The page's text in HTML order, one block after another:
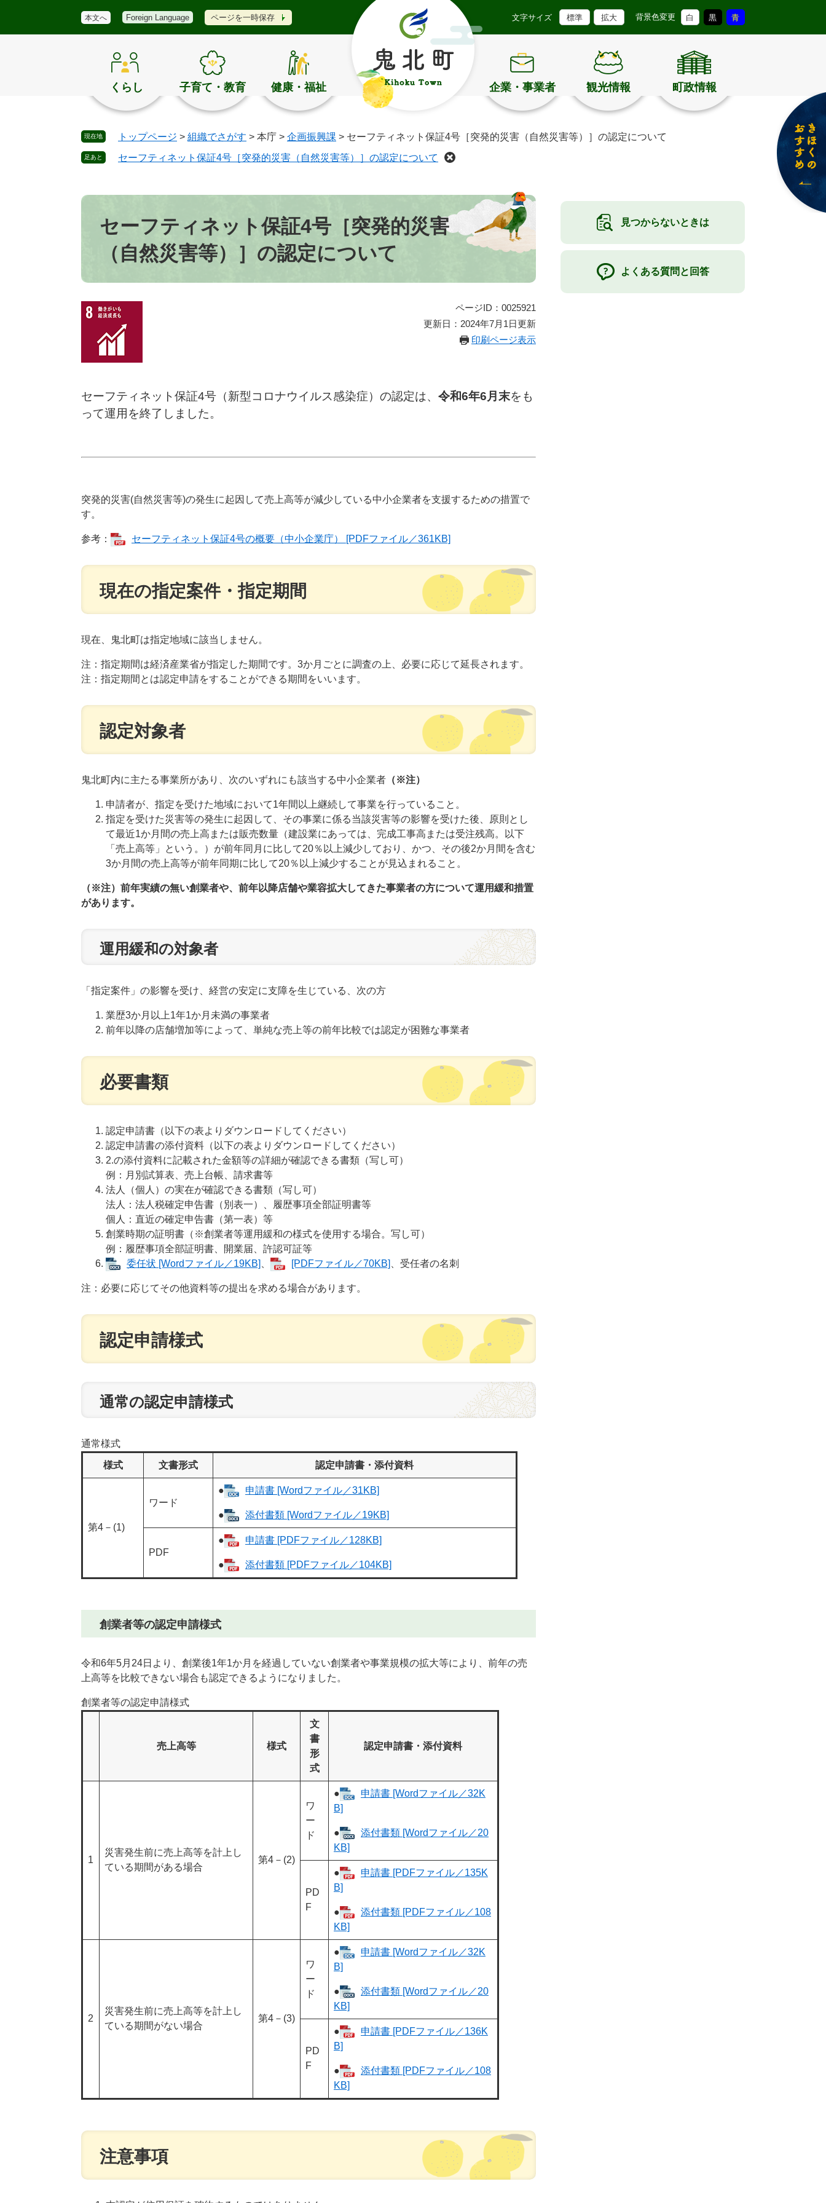
ジ
ュ
ュ
く
本文へ Foreign Language ページを一時保存 文字サイズ 標準 拡大 背景色変更 白 黒 青
くらし 子育て・教育 健康・福祉 企業・事業者 観光情報 町政情報
現在地 トップページ > 組織でさがす > 本庁 > 企画振興課 > セーフティネット保証4号［突発的災害（自然災害等）］の認定について
足あと セーフティネット保証4号［突発的災害（自然災害等）］の認定について
本
セーフティネット保証4号［突発的災害
（自然災害等）］の認定について
ページID：0025921
更新日：2024年7月1日更新
印刷ページ表示
セーフティネット保証4号（新型コロナウイルス感染症）の認定は、 令和6年6月末をも
って運用を終了しました。
突発的災害(自然災害等)の発生に起因して売上高等が減少している中小企業者を支援するための措置で
す。
参考： セーフティネット保証4号の概要（中小企業庁） [PDFファイル／361KB]
現在の指定案件・指定期間
現在、鬼北町は指定地域に該当しません。
注：指定期間は経済産業省が指定した期間です。3か月ごとに調査の上、必要に応じて延長されます。
注：指定期間とは認定申請をすることができる期間をいいます。
認定対象者
​​鬼北町内に主たる事業所があり、次のいずれにも該当する中小企業者 （※注）
​申請者が、指定を受けた地域において1年間以上継続して事業を行っていること。
指定を受けた災害等の発生に起因して、その事業に係る当該災害等の影響を受けた後、原則とし
て最近1か月間の売上高または販売数量（建設業にあっては、完成工事高または受注残高。以下
「売上高等」という。）が前年同月に比して20％以上減少しており、かつ、その後2か月間を含む
3か月間の売上高等が前年同期に比して20％以上減少することが見込まれること。
（※注）前年実績の無い創業者や、前年以降店舗や業容拡大してきた事業者の方について運用緩和措置
があります。
​運用緩和の対象者
「指定案件」の影響を受け、経営の安定に支障を生じている、次の方
業歴3か月以上1年1か月未満の事業者
前年以降の店舗増加等によって、単純な売上等の前年比較では認定が困難な事業者
必要書類
認定申請書 （以下の表よりダウンロードしてください）
認定申請書の​添付資料 （以下の表よりダウンロードしてください）​​
2.の添付資料に記載された金額等の詳細が確認できる書類（写し可）
例：月別試算表、売上台帳、請求書等​
法人（個人）の実在が確認できる書類（写し可）
法人： 法人税確定申告書（別表一）、​
履歴事項全部証明書等
個人：直近の確定申告書 （第一表） 等
創業時期の証明書（※創業者等運用緩和の様式を使用する場合。写し可）
例：履歴事項全部証明書、開業届、許認可証等
委任状 [Wordファイル／19KB]
[PDFファイル／70KB] 、受任者の名刺
注：必要に応じてその他資料等の提出を求める場合があります。
認定申請様式
通常の認定申請様式
通常様式
様式 文書形式 認定申請書・添付資料
第4－(1)
ワード
● 申請書 [Wordファイル／31KB]
● 添付書類 [Wordファイル／19KB]
PDF
● 申請書 [PDFファイル／128KB]
● 添付書類 [PDFファイル／104KB]
創業者等の認定申請様式
令和6年5月24日より、創業後1年1か月を経過していない創業者や事業規模の拡大等により、前年の売
上高等を比較できない場合も認定できるようになりました。
創業者等の認定申請様式
売上高等 様式
文
書
形
式
認定申請書・添付資料
1
災害発生前に売上高等を計上し
ている期間がある場合
第4－(2)
ワ
ー
ド
●
申請書 [Wordファイル／32K
B]
●
添付書類 [Wordファイル／20
KB]
PD
F
●
申請書 [PDFファイル／135K
B]
●
添付書類 [PDFファイル／108
KB]
2
災害発生前に売上高等を計上し
ている期間がない場合
第4－(3)
ワ
ー
ド
●
申請書 [Wordファイル／32K
B]
●
添付書類 [Wordファイル／20
KB]
PD
F
●
申請書 [PDFファイル／136K
B]
●
添付書類 [PDFファイル／108
KB]
注意事項
見つからないときは
よくある質問と回答